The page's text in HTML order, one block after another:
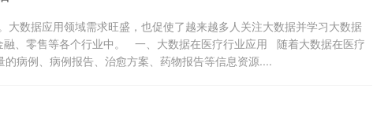
大数据应用领域需求旺盛，也促使了越来越多人关注大数据并学习大数据
、零售等各个行业中。 一、大数据在医疗行业应用 随着大数据在医疗
病例、病例报告、治愈方案、药物报告等信息资源....